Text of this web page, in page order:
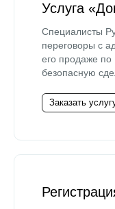
Услуга
Специалисты
переговоры с
его продаже по
безопасную
Заказать